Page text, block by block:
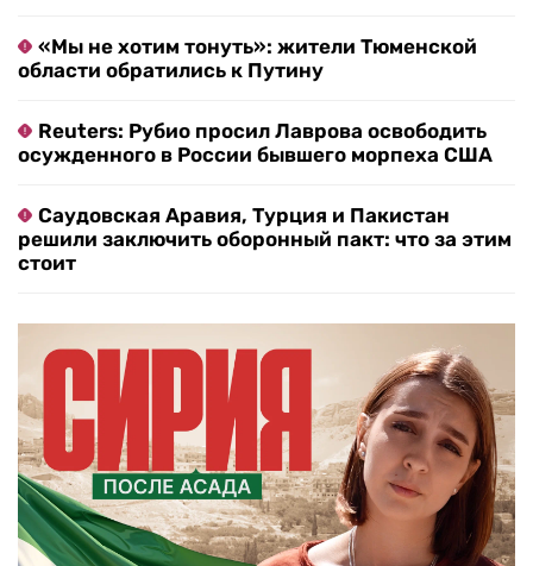
«Мы не хотим тонуть»: жители Тюменской
области обратились к Путину
Reuters: Рубио просил Лаврова освободить
осужденного в России бывшего морпеха США
Саудовская Аравия, Турция и Пакистан
решили заключить оборонный пакт: что за этим
стоит